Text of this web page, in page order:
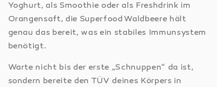
Yoghurt, als Smoothie oder als Freshdrink im
Orangensaft, die Superfood Waldbeere hält
genau das bereit, was ein stabiles Immunsystem
benötigt.
Warte nicht bis der erste „Schnuppen“ da ist,
sondern bereite den TÜV deines Körpers in